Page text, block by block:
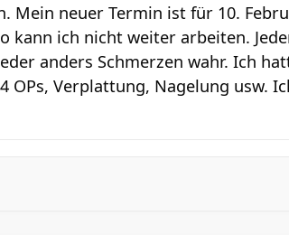
Mein neuer Termin ist für 10.
kann ich nicht weiter arbeiten.
anders Schmerzen wahr. Ich
OPs, Verplattung, Nagelung usw.